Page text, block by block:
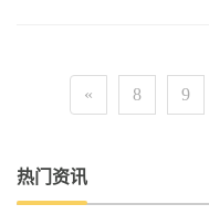
« 8 9
热门资讯